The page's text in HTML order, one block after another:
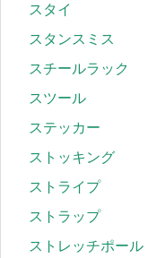
スタイ
スタンスミス
スチールラック
スツール
ステッカー
ストッキング
ストライプ
ストラップ
ストレッチポール